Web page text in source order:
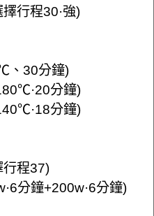
行程30·強)
、30分鐘)
分鐘)
分鐘)
程37)
分鐘+200w·6分鐘)